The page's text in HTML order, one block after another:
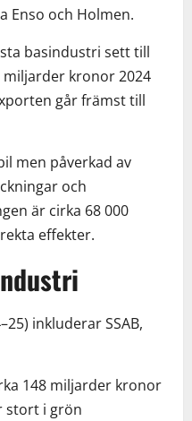
Enso och Holmen.
basindustri sett till
miljarder kronor 2024
går främst till
men påverkad av
och
är cirka 68 000
effekter.
inkluderar SSAB,
148 miljarder kronor
stort i grön